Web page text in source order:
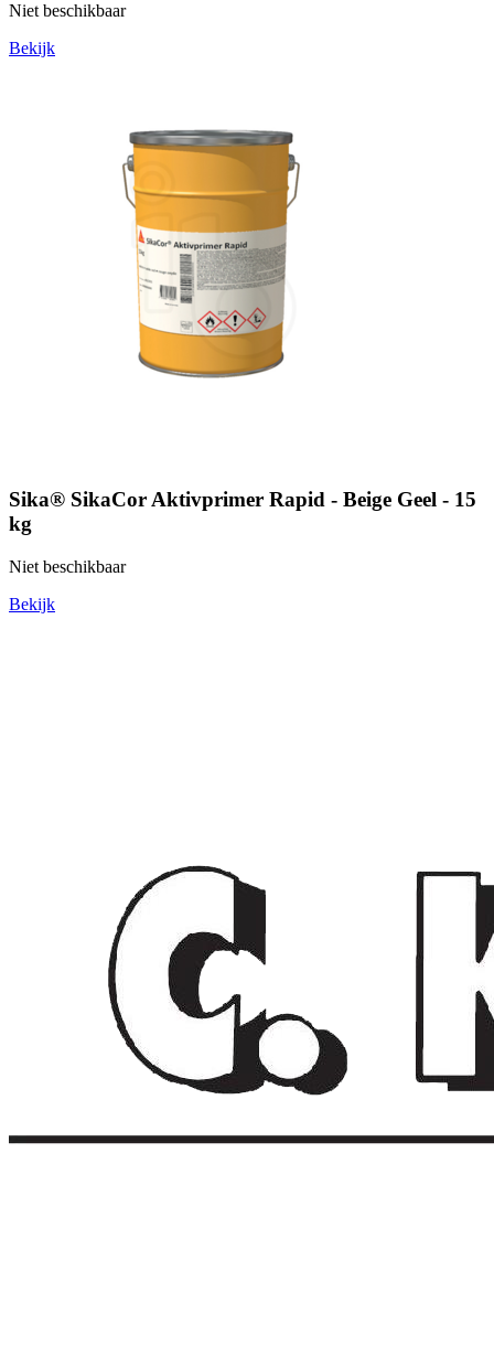
Niet beschikbaar
Bekijk
Sika® SikaCor Aktivprimer Rapid - Beige Geel - 15
kg
Niet beschikbaar
Bekijk